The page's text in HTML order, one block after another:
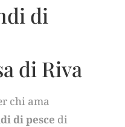
di
di Riva
chi ama
di pesce di